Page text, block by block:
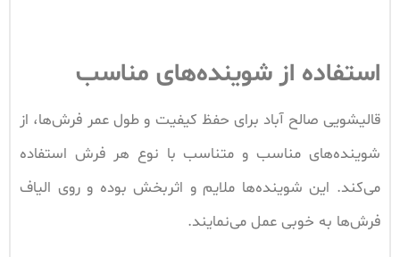
استفاده از شوینده‌های مناسب
قالیشویی صالح‌ آباد برای حفظ کیفیت و طول عمر فرش‌ها، از
شوینده‌های مناسب و متناسب با نوع هر فرش استفاده
می‌کند. این شوینده‌ها ملایم و اثربخش بوده و روی الیاف
فرش‌ها به خوبی عمل می‌نمایند.